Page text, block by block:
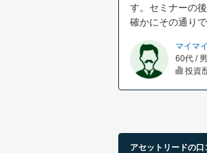
す。セミナーの
確かにその通りで
マイマイ
60代 /
投資
アセットリードの